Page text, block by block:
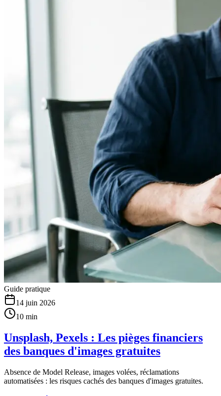
Guide pratique
14 juin 2026
10 min
Unsplash, Pexels : Les pièges financiers
des banques d'images gratuites
Absence de Model Release, images volées, réclamations
automatisées : les risques cachés des banques d'images gratuites.